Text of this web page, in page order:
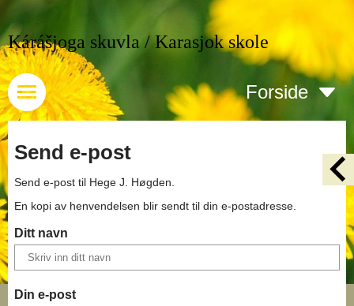
Kárášjoga skuvla / Karasjok skole
Forside
Send e-post
Send e-post til Hege J. Høgden.
En kopi av henvendelsen blir sendt til din e-postadresse.
Ditt navn
Din e-post